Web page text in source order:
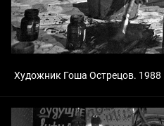
Художник Гоша Острецов. 1988